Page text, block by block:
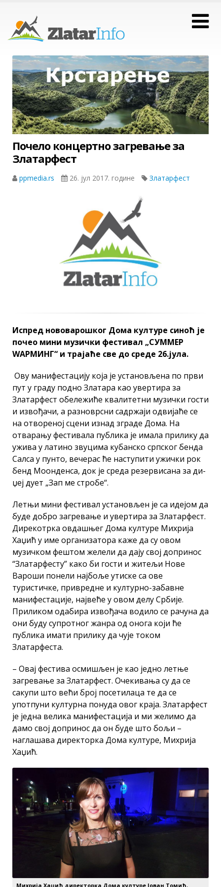
Почело концертно загревање за
Златарфест
ppmedia.rs 26. јул 2017. године Златарфест
Испред нововарошког Дома културе синоћ је
почео мини музички фестивал „СУММЕР
WАРМИНГ“ и трајаће све до среде 26.јула.
Ову манифестацију која је установљена по први
пут у граду подно Златара као увертира за
Златарфест обележиће квалитетни музички гости
и извођачи, а разноврсни садржаји одвијаће се
на отвореној сцени изнад зграде Дома. На
отварању фестивала публика је имала прилику да
ужива у латино звуцима кубанско српског бенда
Салса y пунто, вечерас ће наступити ужички рок
бенд Моонденса, док је среда резервисана за ди-
џеј дует „Зап ме стробе“.
Летњи мини фестивал установљен је са идејом да
буде добро загревање и увертира за Златарфест.
Дирекотрка овдашњег Дома културе Михрија
Хаџић у име организатора каже да су овом
музичком фештом желели да дају свој допринос
“Златарфесту” како би гости и житељи Нове
Вароши понели најбоље утиске са ове
туристичке, привредне и културно-забавне
манифестације, највеће у овом делу Србије.
Приликом одабира извођача водило се рачуна да
они буду супротног жанра од онога који ће
публика имати прилику да чује током
Златарфеста.
– Овај фестива осмишљен је као једно летње
загревање за Златарфест. Очекивања су да се
сакупи што већи број посетилаца те да се
употпуни културна понуда овог краја. Златарфест
је једна велика манифестација и ми желимо да
дамо свој допринос да он буде што бољи –
наглашава директорка Дома културе, Михрија
Хаџић.
Михрија Хаџић директорка Дома културе Јован Томић,